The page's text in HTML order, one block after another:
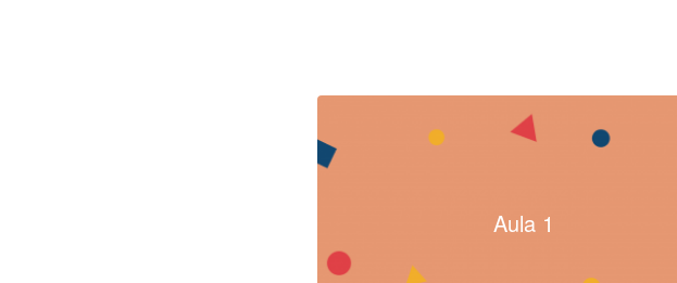
Aula 1